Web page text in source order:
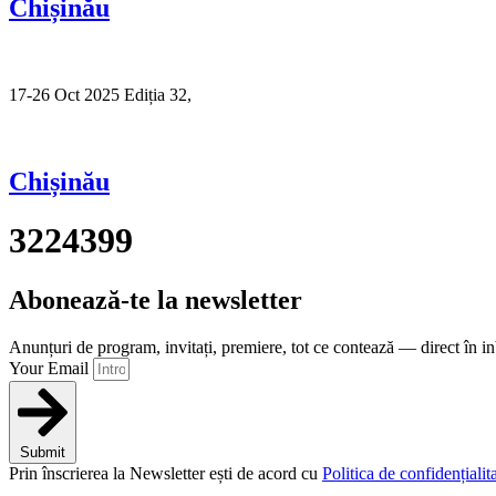
Chișinău
17-26 Oct 2025 Ediția 32,
Chișinău
3224399
Abonează-te la newsletter
Anunțuri de program, invitați, premiere, tot ce contează — direct în
Your Email
Submit
Prin înscrierea la Newsletter ești de acord cu Politica de